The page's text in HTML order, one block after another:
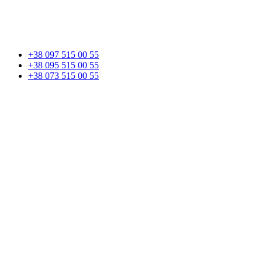
+38 097 515 00 55
+38 095 515 00 55
+38 073 515 00 55